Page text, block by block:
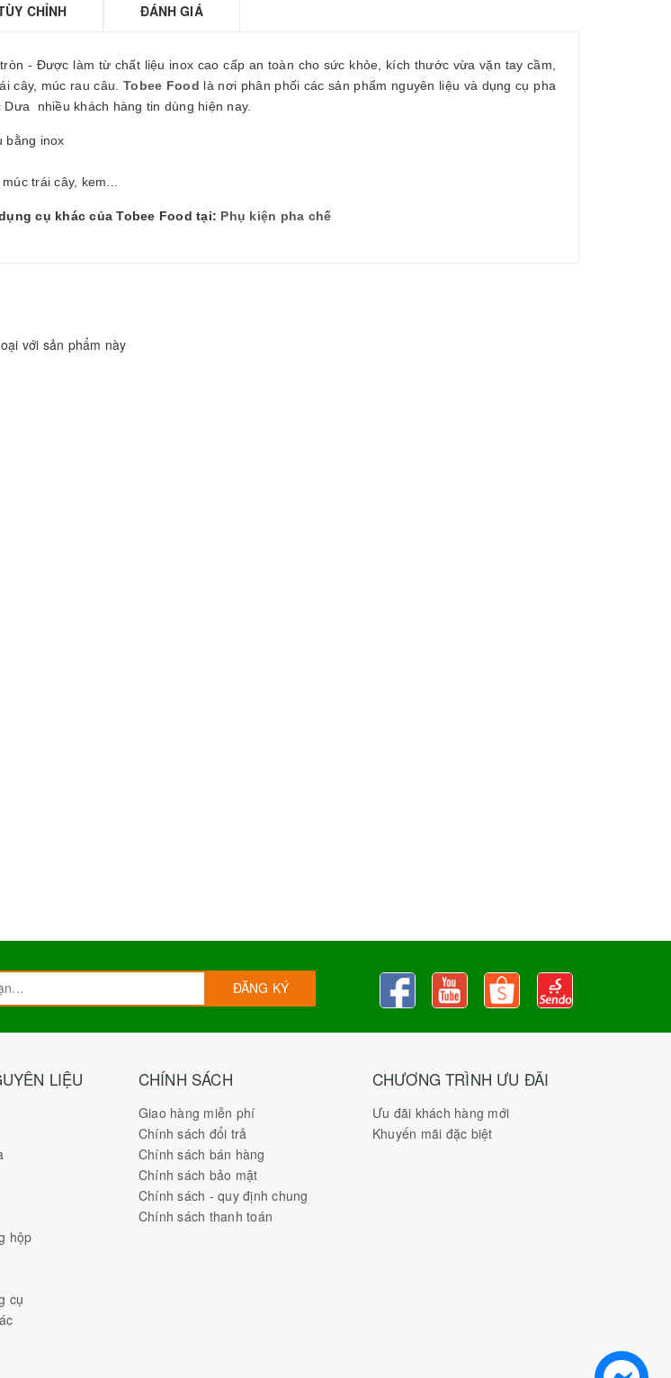
CHỈNH ĐÁNH GIÁ
- Được làm từ chất liệu inox cao cấp an toàn cho sức khỏe, kích thước vừa vặn tay cầm,
cây, múc rau câu.Tobee Food là nơi phân phối các sản phẩm nguyên liệu và dụng cụ pha
Dưa
nhiều khách hàng tin dùng hiện nay.
bằng inox
trái cây, kem...
cụ khác của Tobee Food tại: Phụ kiện pha chế
với sản phẩm này
ĐĂNG KÝ
LIỆU
hộp
cụ
CHÍNH SÁCH
Giao hàng miễn phí
Chính sách đổi trả
Chính sách bán hàng
Chính sách bảo mật
Chính sách - quy định chung
Chính sách thanh toán
CHƯƠNG TRÌNH ƯU ĐÃI
Ưu đãi khách hàng mới
Khuyến mãi đặc biệt